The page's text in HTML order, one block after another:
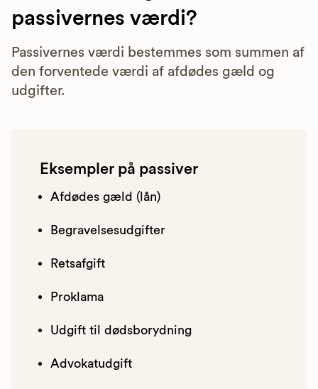
passivernes værdi?
Passivernes værdi bestemmes som summen af
den forventede værdi af afdødes gæld og
udgifter.
Eksempler på passiver
Afdødes gæld (lån)
Begravelsesudgifter
Retsafgift
Proklama
Udgift til dødsborydning
Advokatudgift